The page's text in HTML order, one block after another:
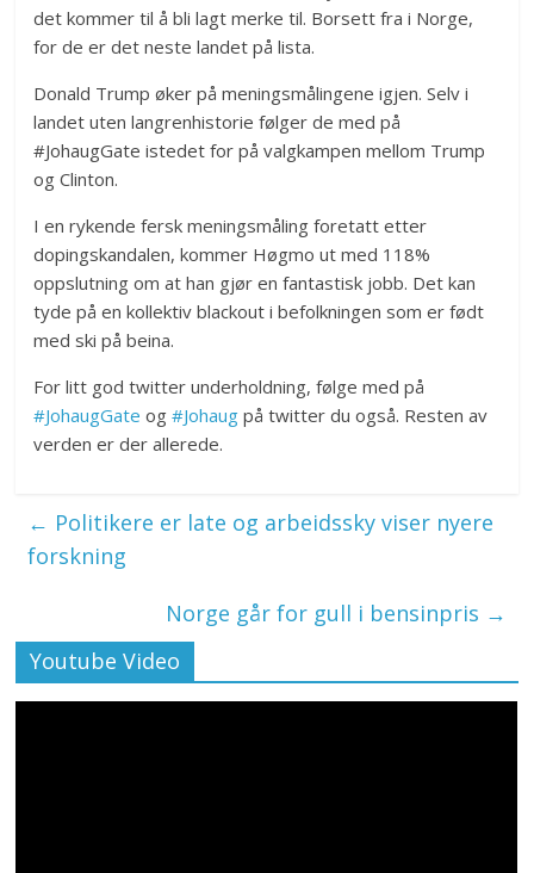
det kommer til å bli lagt merke til. Borsett fra i Norge,
for de er det neste landet på lista.
Donald Trump øker på meningsmålingene igjen. Selv i
landet uten langrenhistorie følger de med på
#JohaugGate istedet for på valgkampen mellom Trump
og Clinton.
I en rykende fersk meningsmåling foretatt etter
dopingskandalen, kommer Høgmo ut med 118%
oppslutning om at han gjør en fantastisk jobb. Det kan
tyde på en kollektiv blackout i befolkningen som er født
med ski på beina.
For litt god twitter underholdning, følge med på
#JohaugGate og#Johaug på twitter du også. Resten av
verden er der allerede.
← Politikere er late og arbeidssky viser nyere
forskning
Norge går for gull i bensinpris →
Youtube Video